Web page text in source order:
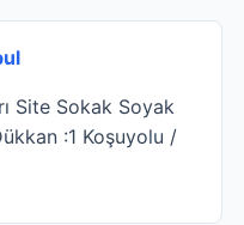
Site Sokak Soyak
:1 Koşuyolu /